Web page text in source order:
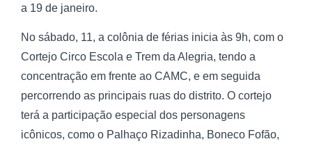
a 19 de janeiro.
No sábado, 11, a colônia de férias inicia às 9h, com o
Cortejo Circo Escola e Trem da Alegria, tendo a
concentração em frente ao CAMC, e em seguida
percorrendo as principais ruas do distrito. O cortejo
terá a participação especial dos personagens
icônicos, como o Palhaço Rizadinha, Boneco Fofão,